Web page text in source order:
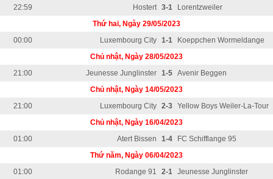
22:59
Hostert 3-1
Lorentzweiler
Thứ hai, Ngày 29/05/2023
00:00
Luxembourg City 1-1
Koeppchen Wormeldange
Chủ nhật, Ngày 28/05/2023
21:00
Jeunesse Junglinster 1-5 Avenir Beggen
Chủ nhật, Ngày 14/05/2023
21:00
Luxembourg City 2-3 Yellow Boys Weiler-La-Tour
Chủ nhật, Ngày 16/04/2023
01:00
Atert Bissen 1-4
FC Schifflange 95
Thứ năm, Ngày 06/04/2023
01:00
Rodange 91 2-1 Jeunesse Junglinster